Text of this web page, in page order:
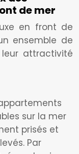
de mer
en front de
ensemble de
attractivité
sur la mer
prisés et
Par